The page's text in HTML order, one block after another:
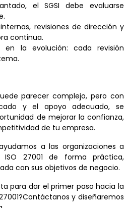
el SGSI debe evaluarse
revisiones de dirección y
continua.
en la evolución: cada revisión
parecer complejo, pero con
y el apoyo adecuado, se
de mejorar la confianza,
de tu empresa.
a las organizaciones a
ISO 27001 de forma práctica,
con sus objetivos de negocio.
para dar el primer paso hacia la
y diseñaremos